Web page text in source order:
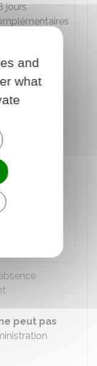
jours
peuvent être
fois
le délai
an à partir du
peut pas
and
what